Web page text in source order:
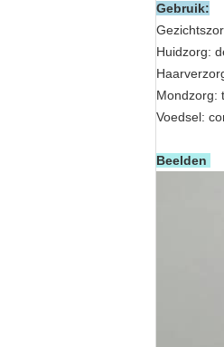
Gebruik:
Huidzorg:
Mondzorg:
Voedsel:
Beelden